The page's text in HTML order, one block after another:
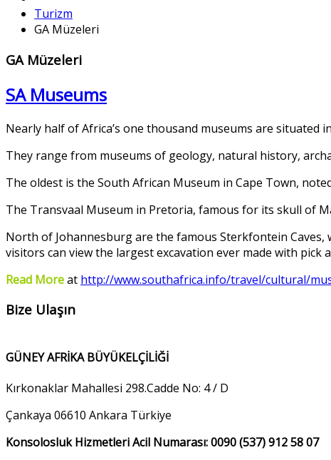
Turizm
GA Müzeleri
GA Müzeleri
SA Museums
Nearly half of Africa’s one thousand museums are situated
They range from museums of geology, natural history,
The oldest is the South African Museum in Cape Town,
The Transvaal Museum in Pretoria, famous for its skull of
North of Johannesburg are the famous Sterkfontein Caves,
visitors can view the largest excavation ever made with pick
Read Moreat http://www.southafrica.info/travel/cultural/
Bize Ulaşın
GÜNEY AFRİKA BÜYÜKELÇİLİĞİ
Kırkonaklar Mahallesi 298.Cadde No: 4 / D
Çankaya 06610 Ankara Türkiye
Konsolosluk Hizmetleri Acil Numarası: 0090 (537) 912 58 07